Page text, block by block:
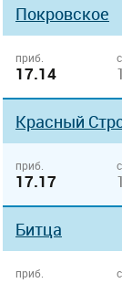
Покровское
приб.
17.14
Красный
приб.
17.17
Битца
приб.